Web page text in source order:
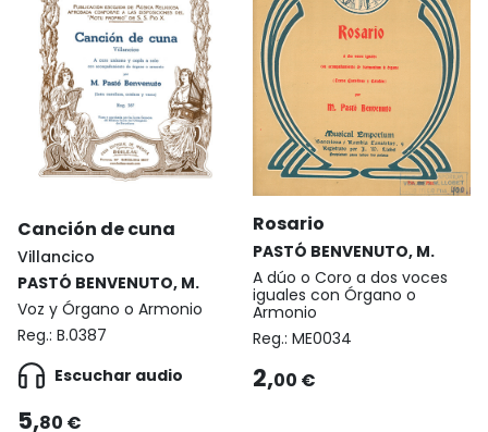
Canción de cuna
Villancico
PASTÓ BENVENUTO, M.
Voz y Órgano o Armonio
Reg.: B.0387
Escuchar audio
5,80 €
Rosario
PASTÓ BENVENUTO, M.
A dúo o Coro a dos voces
iguales con Órgano o
Armonio
Reg.: ME0034
2,00 €